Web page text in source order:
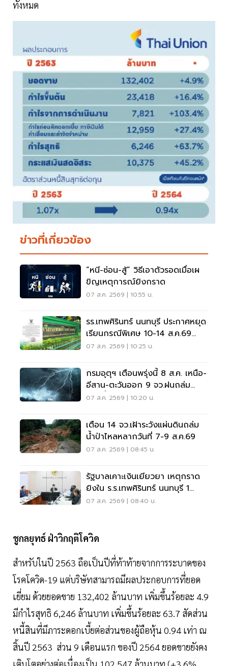
ทั้งหมด
ข่าวที่เกี่ยวข้อง
“หนี-ซ่อน-สู้” วิธีเอาตัวรอดเมื่อเผ
ขิญเหตุการณ์ยิงกราด
07 ส.ค. 2569 | 10:55 น.
รร.เทพศิรินทร์ นนทบุรี ประกาศหยุด
เรียนกรณีพิเศษ 10-14 ส.ค.69
หลังเหตุกราดยิง
07 ส.ค. 2569 | 10:25 น.
กรมอุตุฯ เตือนพรุ่งนี้ 8 ส.ค. เหนือ-
อีสาน-ตะวันออก 9 จว.ฝนถล่ม
ระวังน้ำท่วมฉับพลัน
07 ส.ค. 2569 | 10:20 น.
เตือน 14 จว.เฝ้าระวังแผ่นดินถล่ม
น้ำป่าไหลหลากวันที่ 7-9 ส.ค.69
07 ส.ค. 2569 | 08:45 น.
รัฐบาลเคาะเงินเยียวยา เหตุกราด
ยิงใน ร.ร.เทพศิรินทร์ นนทบุรี 1
แสน-1ล้าน
07 ส.ค. 2569 | 08:40 น.
ชูกลยุทธ์ ฝ่าวิกฤติโควิด
สำหรับในปี 2563 ถือเป็นปีที่ท้าท้ายจากการระบาดของ
โรคโควิด-19 แต่บริษัทสามารถมีผลประกอบการที่ยอด
เยี่ยม ด้วยยอดขาย 132,402 ล้านบาท เพิ่มขึ้นร้อยละ 4.9
มีกำไรสุทธิ 6,246 ล้านบาท เพิ่มขึ้นร้อยละ 63.7 สัดส่วน
หนี้สินที่มีภาระดอกเบี้ยต่อส่วนของผู้ถือหุ้น 0.94 เท่า ณ
สิ้นปี 2563 ส่วน 9 เดือนแรก ของปี 2564 ยอดขายยังคง
เติบโตอย่างต่อเนื่องเป็น 102,547 ล้านบาท (+3.6%